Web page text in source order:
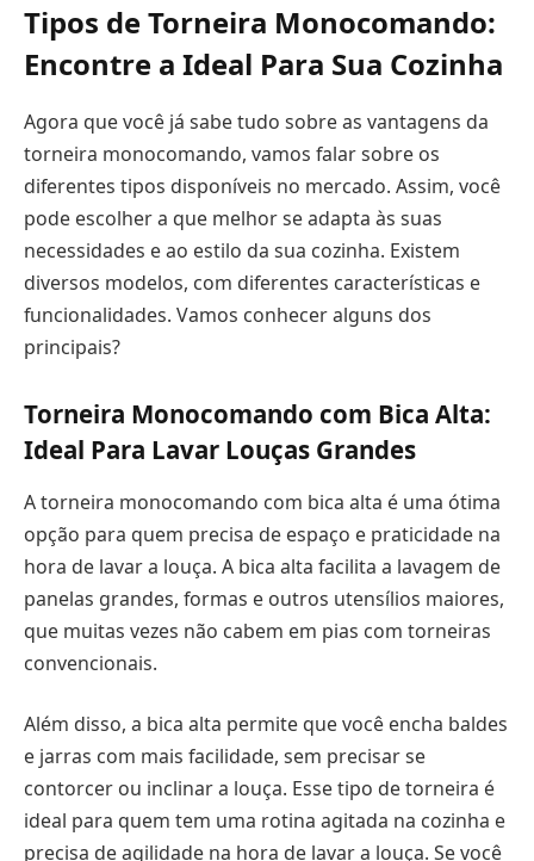
Tipos de Torneira Monocomando:
Encontre a Ideal Para Sua Cozinha
Agora que você já sabe tudo sobre as vantagens da
torneira monocomando, vamos falar sobre os
diferentes tipos disponíveis no mercado. Assim, você
pode escolher a que melhor se adapta às suas
necessidades e ao estilo da sua cozinha. Existem
diversos modelos, com diferentes características e
funcionalidades. Vamos conhecer alguns dos
principais?
Torneira Monocomando com Bica Alta:
Ideal Para Lavar Louças Grandes
A torneira monocomando com bica alta é uma ótima
opção para quem precisa de espaço e praticidade na
hora de lavar a louça. A bica alta facilita a lavagem de
panelas grandes, formas e outros utensílios maiores,
que muitas vezes não cabem em pias com torneiras
convencionais.
Além disso, a bica alta permite que você encha baldes
e jarras com mais facilidade, sem precisar se
contorcer ou inclinar a louça. Esse tipo de torneira é
ideal para quem tem uma rotina agitada na cozinha e
precisa de agilidade na hora de lavar a louça. Se você